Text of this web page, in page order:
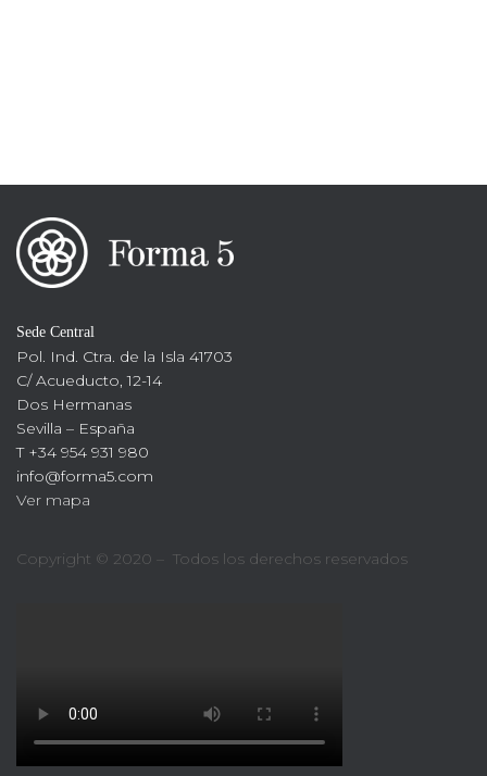
Sede Central
Pol. Ind. Ctra. de la Isla 41703
C/ Acueducto, 12-14
Dos Hermanas
Sevilla – España
T +34 954 931 980
info@forma5.com
Ver mapa
Copyright © 2020 – Todos los derechos reservados